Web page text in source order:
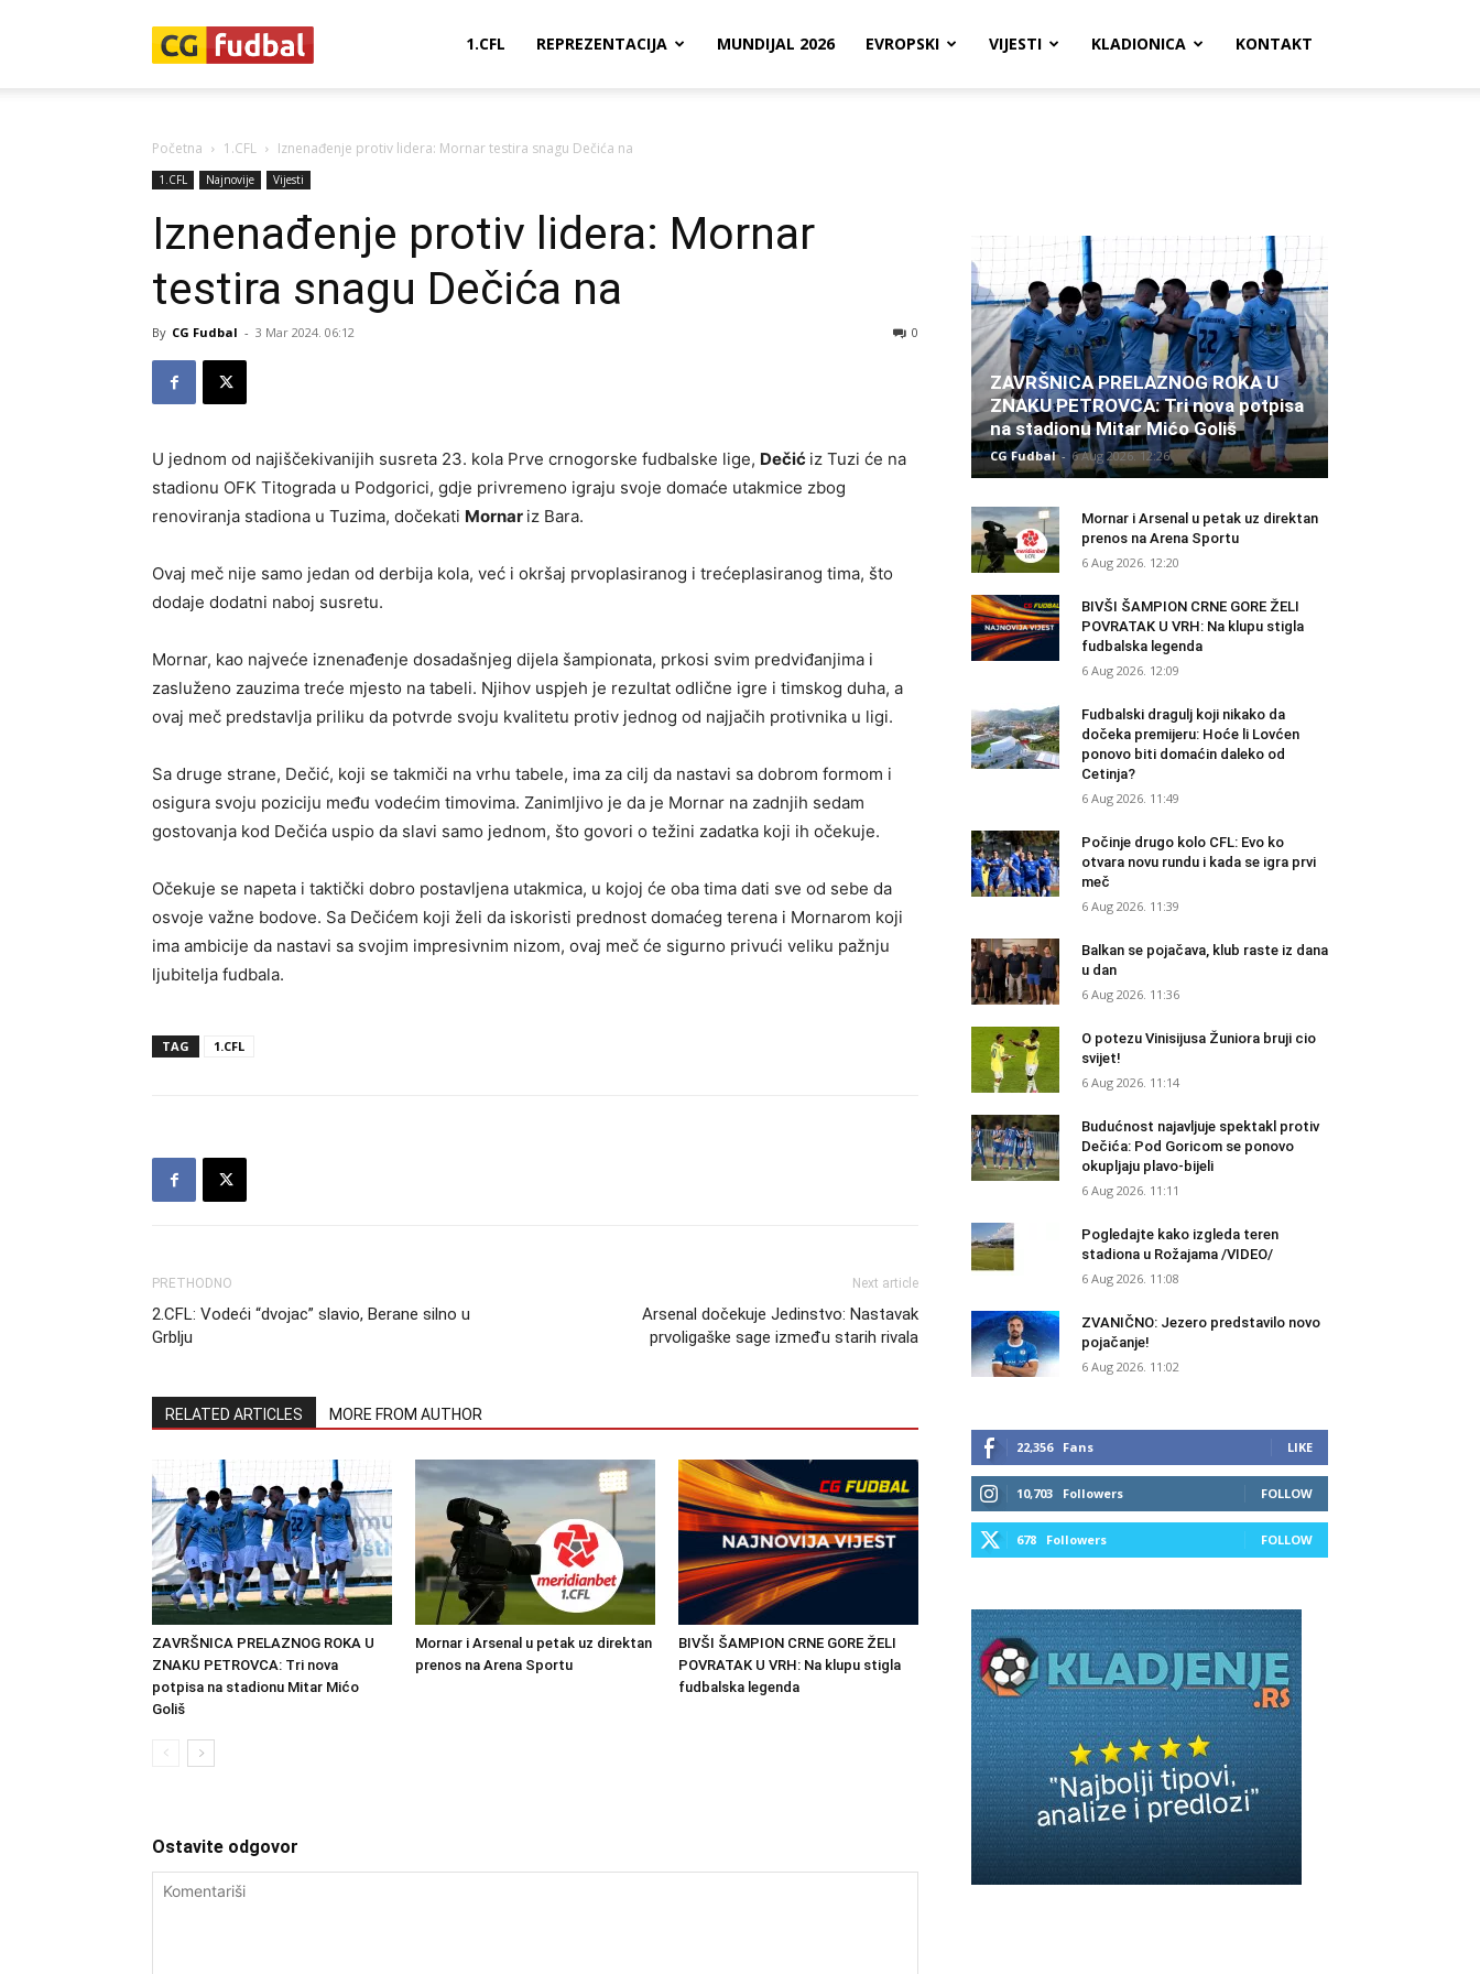
1.CFL REPREZENTACIJA MUNDIJAL 2026 EVROPSKI VIJESTI KLADIONICA KONTAKT
Početna 1.CFL Iznenađenje protiv lidera: Mornar testira snagu Dečića na
1.CFL Najnovije Vijesti
Iznenađenje protiv lidera: Mornar
testira snagu Dečića na
By CG Fudbal - 3 Mar 2024. 06:12 0
U jednom od najiščekivanijih susreta 23. kola Prve crnogorske fudbalske lige, Dečić iz Tuzi će na
stadionu OFK Titograda u Podgorici, gdje privremeno igraju svoje domaće utakmice zbog
renoviranja stadiona u Tuzima, dočekati Mornar iz Bara.
Ovaj meč nije samo jedan od derbija kola, već i okršaj prvoplasiranog i trećeplasiranog tima, što
dodaje dodatni naboj susretu.
Mornar, kao najveće iznenađenje dosadašnjeg dijela šampionata, prkosi svim predviđanjima i
zasluženo zauzima treće mjesto na tabeli. Njihov uspjeh je rezultat odlične igre i timskog duha, a
ovaj meč predstavlja priliku da potvrde svoju kvalitetu protiv jednog od najjačih protivnika u ligi.
Sa druge strane, Dečić, koji se takmiči na vrhu tabele, ima za cilj da nastavi sa dobrom formom i
osigura svoju poziciju među vodećim timovima. Zanimljivo je da je Mornar na zadnjih sedam
gostovanja kod Dečića uspio da slavi samo jednom, što govori o težini zadatka koji ih očekuje.
Očekuje se napeta i taktički dobro postavljena utakmica, u kojoj će oba tima dati sve od sebe da
osvoje važne bodove. Sa Dečićem koji želi da iskoristi prednost domaćeg terena i Mornarom koji
ima ambicije da nastavi sa svojim impresivnim nizom, ovaj meč će sigurno privući veliku pažnju
ljubitelja fudbala.
TAG 1.CFL
PRETHODNO
2.CFL: Vodeći “dvojac” slavio, Berane silno u
Grblju
Next article
Arsenal dočekuje Jedinstvo: Nastavak
prvoligaške sage između starih rivala
RELATED ARTICLES MORE FROM AUTHOR
ZAVRŠNICA PRELAZNOG ROKA U
ZNAKU PETROVCA: Tri nova
potpisa na stadionu Mitar Mićo
Goliš
Mornar i Arsenal u petak uz direktan
prenos na Arena Sportu
BIVŠI ŠAMPION CRNE GORE ŽELI
POVRATAK U VRH: Na klupu stigla
fudbalska legenda
Ostavite odgovor
ZAVRŠNICA PRELAZNOG ROKA U
ZNAKU PETROVCA: Tri nova potpisa
na stadionu Mitar Mićo Goliš
CG Fudbal - 6 Aug 2026. 12:26
Mornar i Arsenal u petak uz direktan
prenos na Arena Sportu
6 Aug 2026. 12:20
BIVŠI ŠAMPION CRNE GORE ŽELI
POVRATAK U VRH: Na klupu stigla
fudbalska legenda
6 Aug 2026. 12:09
Fudbalski dragulj koji nikako da
dočeka premijeru: Hoće li Lovćen
ponovo biti domaćin daleko od
Cetinja?
6 Aug 2026. 11:49
Počinje drugo kolo CFL: Evo ko
otvara novu rundu i kada se igra prvi
meč
6 Aug 2026. 11:39
Balkan se pojačava, klub raste iz dana
u dan
6 Aug 2026. 11:36
O potezu Vinisijusa Žuniora bruji cio
svijet!
6 Aug 2026. 11:14
Budućnost najavljuje spektakl protiv
Dečića: Pod Goricom se ponovo
okupljaju plavo-bijeli
6 Aug 2026. 11:11
Pogledajte kako izgleda teren
stadiona u Rožajama /VIDEO/
6 Aug 2026. 11:08
ZVANIČNO: Jezero predstavilo novo
pojačanje!
6 Aug 2026. 11:02
22,356 Fans LIKE
10,703 Followers FOLLOW
678 Followers FOLLOW